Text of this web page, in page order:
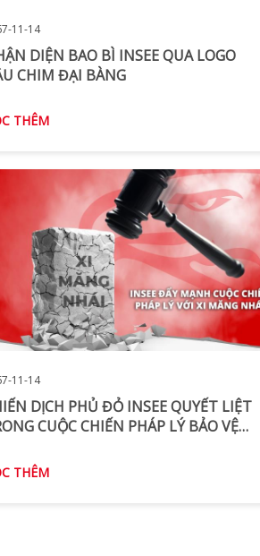
11-14
DIỆN BAO BÌ INSEE QUA LOGO
CHIM ĐẠI BÀNG
THÊM
11-14
DỊCH PHỦ ĐỎ INSEE QUYẾT LIỆT
CUỘC CHIẾN PHÁP LÝ BẢO VỆ
THÊM